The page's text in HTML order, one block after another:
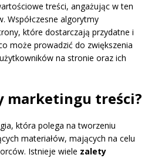
treści, angażując w ten
Współczesne algorytmy
które dostarczają przydatne i
może prowadzić do zwiększenia
na stronie oraz ich
marketingu treści?
która polega na tworzeniu
materiałów, mających na celu
Istnieje wiele zalety